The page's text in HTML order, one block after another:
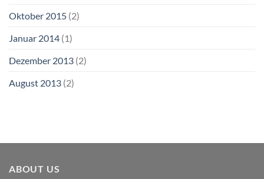
Oktober 2015 (2)
Januar 2014 (1)
Dezember 2013 (2)
August 2013 (2)
ABOUT US